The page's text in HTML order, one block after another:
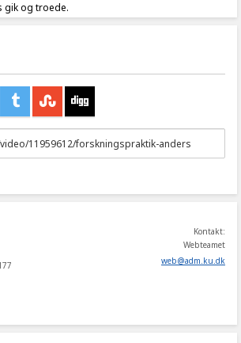
gik og troede.
Kontakt:
Webteamet
web@adm.ku.dk